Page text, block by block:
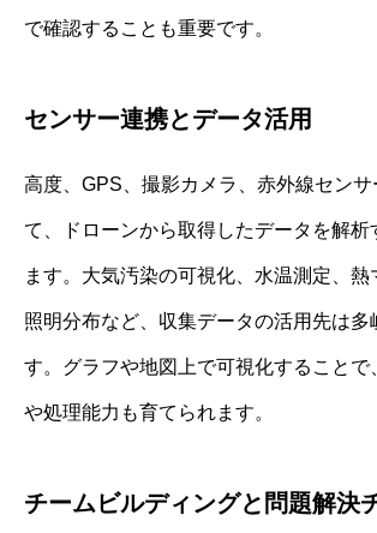
で確認することも重要です。
センサー連携とデータ活用
高度、GPS、撮影カメラ、赤外線センサ
て、ドローンから取得したデータを解析
ます。大気汚染の可視化、水温測定、
照明分布など、収集データの活用先は多
す。グラフや地図上で可視化することで
や処理能力も育てられます。
チームビルディングと問題解決